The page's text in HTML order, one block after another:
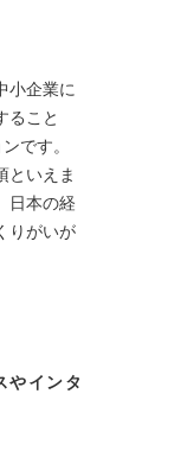
小企業に
ること
です。
といえま
日本の経
りがいが
やインタ